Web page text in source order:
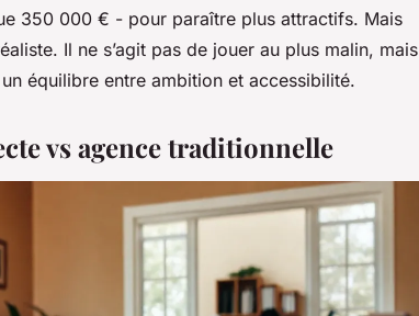
350 000 € - pour paraître plus attractifs. Mais
Il ne s’agit pas de jouer au plus malin, mais
équilibre entre ambition et accessibilité.
vs agence traditionnelle